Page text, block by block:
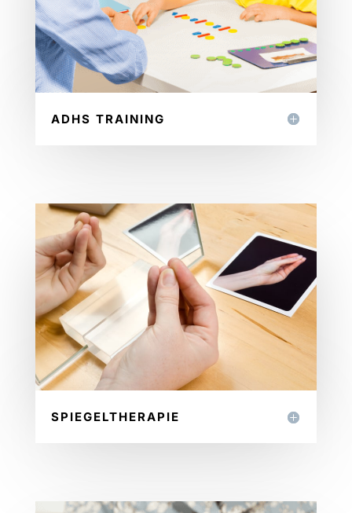
ADHS TRAINING
SPIEGELTHERAPIE